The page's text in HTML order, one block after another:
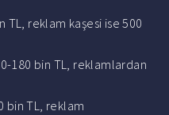
TL, reklam kaşesi ise 500
180 bin TL, reklamlardan
bin TL, reklam